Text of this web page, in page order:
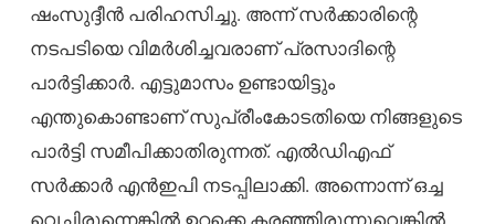
ഷംസുദ്ദീന്‍ പരിഹസിച്ചു. അന്ന് സര്‍ക്കാരിന്റെ
നടപടിയെ വിമര്‍ശിച്ചവരാണ് പ്രസാദിന്റെ
പാര്‍ട്ടിക്കാര്‍. എട്ടുമാസം ഉണ്ടായിട്ടും
എന്തുകൊണ്ടാണ് സുപ്രീംകോടതിയെ നിങ്ങളുടെ
പാര്‍ട്ടി സമീപിക്കാതിരുന്നത്. എല്‍ഡിഎഫ്
സര്‍ക്കാര്‍ എന്‍ഇപി നടപ്പിലാക്കി. അന്നൊന്ന് ഒച്ച